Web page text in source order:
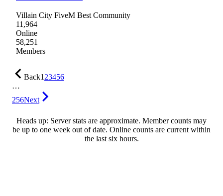
Villain City FiveM Best Community
11,964
Online
58,251
Members
Back123456
…
256Next
Heads up: Server stats are approximate. Member counts may
be up to one week out of date. Online counts are current within
the last six hours.